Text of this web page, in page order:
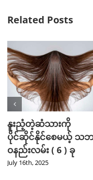
Related Posts
Mini Jeans Skirt ကို စ
တိုင်ကျကျဝတ်လို့ရစေ
မယ့် Styling Tips များ
September 28th, 2024